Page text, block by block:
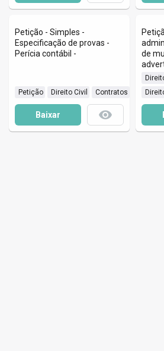
Petição - Simples -
Especificação de provas -
Perícia contábil -
Petição Direito Civil Contratos
Baixar remove_red_eye
de